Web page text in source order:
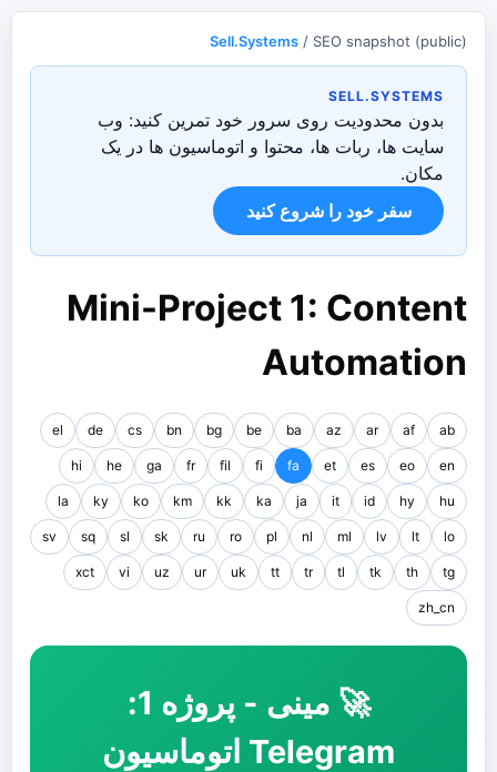
Sell.Systems / SEO snapshot (public)
SELL.SYSTEMS
بدون محدودیت روی سرور خود تمرین کنید: وب
سایت ها، ربات ها، محتوا و اتوماسیون ها در یک
مکان.
سفر خود را شروع کنید
Mini-Project 1: Content
Automation
ab
af
ar
az
ba
be
bg
bn
cs
de
el
en
eo
es
et
fa
fi
fil
fr
ga
he
hi
hu
hy
id
it
ja
ka
kk
km
ko
ky
la
lo
lt
lv
ml
nl
pl
ro
ru
sk
sl
sq
sv
tg
th
tk
tl
tr
tt
uk
ur
uz
vi
xct
zh_cn
🚀 مینی - پروژه 1:
Telegram اتوماسیون